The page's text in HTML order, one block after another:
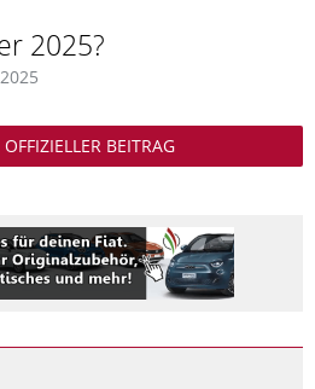
2025?
OFFIZIELLER BEITRAG